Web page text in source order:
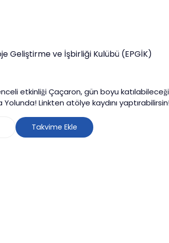
Geliştirme ve İşbirliği Kulübü (EPGİK)
etkinliği Çaçaron, gün boyu
Yolunda! Linkten atölye kaydını
Takvime Ekle